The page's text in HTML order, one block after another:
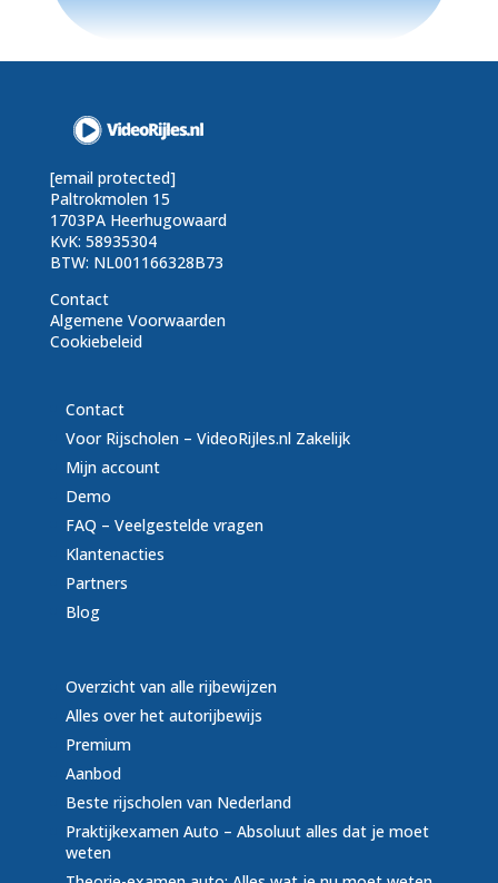
[email protected]
Paltrokmolen 15
1703PA Heerhugowaard
KvK: 58935304
BTW: NL001166328B73
Contact
Algemene Voorwaarden
Cookiebeleid
Contact
Voor Rijscholen – VideoRijles.nl Zakelijk
Mijn account
Demo
FAQ – Veelgestelde vragen
Klantenacties
Partners
Blog
Overzicht van alle rijbewijzen
Alles over het autorijbewijs
Premium
Aanbod
Beste rijscholen van Nederland
Praktijkexamen Auto – Absoluut alles dat je moet
weten